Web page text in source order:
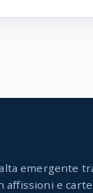
emergente
affissioni e